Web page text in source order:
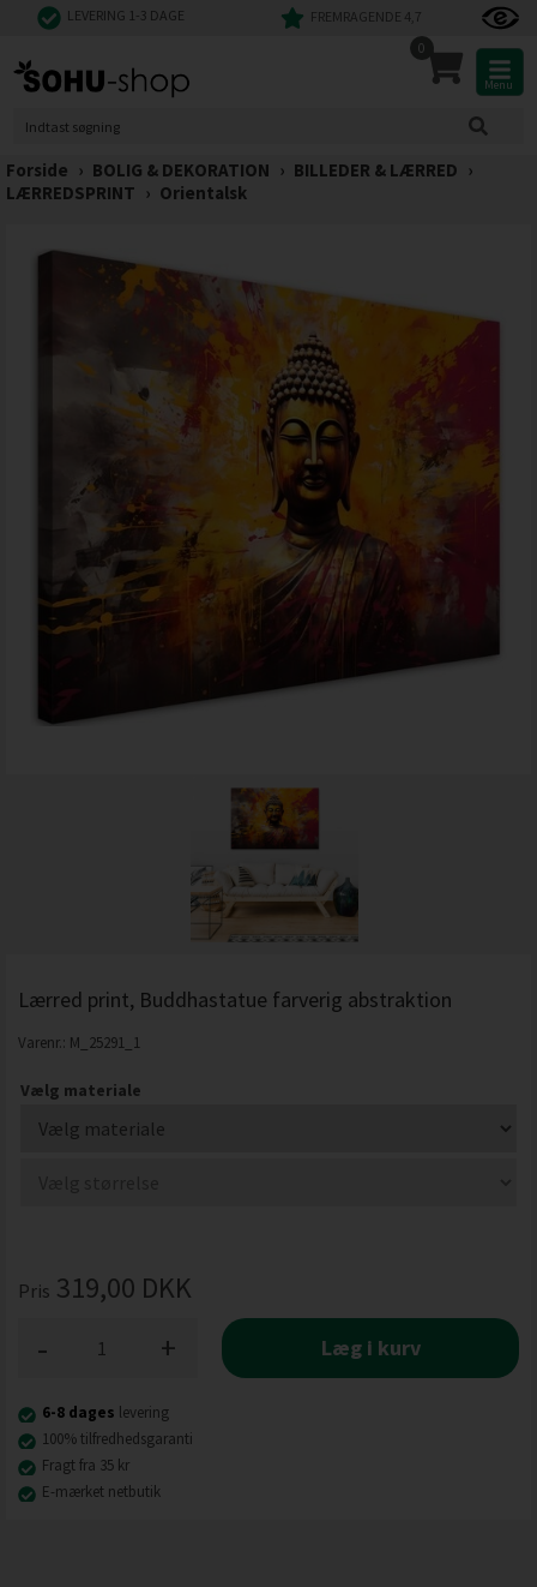
LEVERING 1-3 DAGE FREMRAGENDE 4,7
0
Menu
Forside › BOLIG & DEKORATION › BILLEDER & LÆRRED ›
LÆRREDSPRINT › Orientalsk
Lærred print, Buddhastatue farverig abstraktion
Varenr.: M_25291_1
Vælg materiale
Pris 319,00 DKK
+
- Læg i kurv
6-8 dages levering
100% tilfredhedsgaranti
Fragt fra 35 kr
E-mærket netbutik